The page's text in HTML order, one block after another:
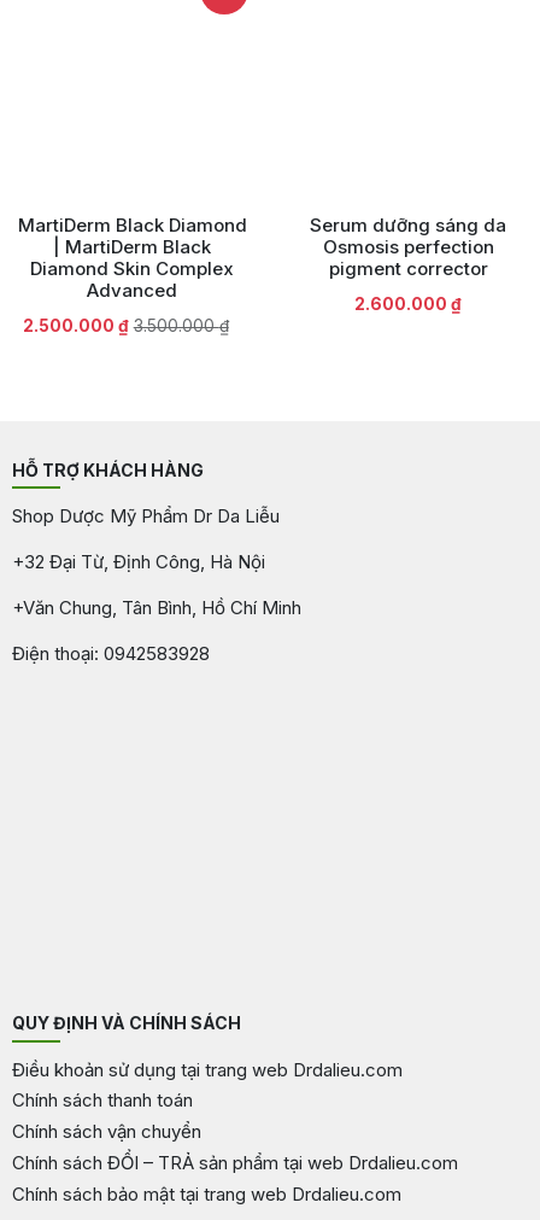
MartiDerm Black Diamond
| MartiDerm Black
Diamond Skin Complex
Advanced
3.500.000₫
Giá
2.500.000₫Giá
Serum dưỡng sáng da
Osmosis perfection
pigment corrector
2.600.000 ₫
HỖ TRỢ KHÁCH HÀNG
Shop Dược Mỹ Phẩm Dr Da Liễu
+32 Đại Từ, Định Công, Hà Nội
+Văn Chung, Tân Bình, Hồ Chí Minh
Điện thoại: 0942583928
QUY ĐỊNH VÀ CHÍNH SÁCH
Điều khoản sử dụng tại trang web Drdalieu.com
Chính sách thanh toán
Chính sách vận chuyển
Chính sách ĐỔI – TRẢ sản phẩm tại web Drdalieu.com
Chính sách bảo mật tại trang web Drdalieu.com